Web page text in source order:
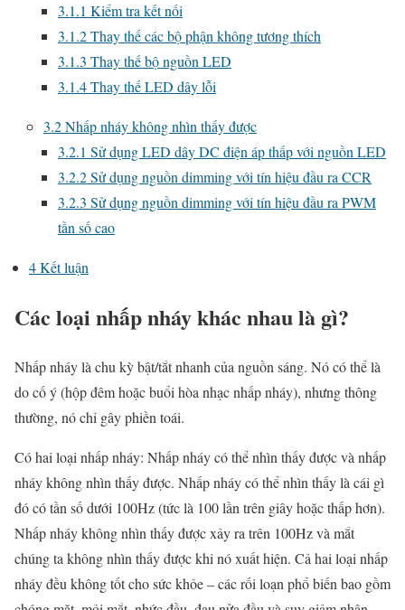
3.1.1 Kiểm tra kết nối
3.1.2Thay thế các bộ phận không tương thích
3.1.3 Thay thế bộ nguồn LED
3.1.4Thay thế LED dây lỗi
3.2Nhấp nháy không nhìn thấy được
3.2.1 Sử dụng LED dây DC điện áp thấp với nguồn LED
3.2.2Sử dụng nguồn dimming với tín hiệu đầu ra CCR
3.2.3 Sử dụng nguồn dimming với tín hiệu đầu ra PWM
tần số cao
4Kết luận
Các loại nhấp nháy khác nhau là gì?
Nhấp nháy là chu kỳ bật/tắt nhanh của nguồn sáng. Nó có thể là
do cố ý (hộp đêm hoặc buổi hòa nhạc nhấp nháy), nhưng thông
thường, nó chỉ gây phiền toái.
Có hai loại nhấp nháy: Nhấp nháy có thể nhìn thấy được và nhấp
nháy không nhìn thấy được. Nhấp nháy có thể nhìn thấy là cái gì
đó có tần số dưới 100Hz (tức là 100 lần trên giây hoặc thấp hơn).
Nhấp nháy không nhìn thấy được xảy ra trên 100Hz và mắt
chúng ta không nhìn thấy được khi nó xuất hiện. Cả hai loại nhấp
nháy đều không tốt cho sức khỏe – các rối loạn phổ biến bao gồm